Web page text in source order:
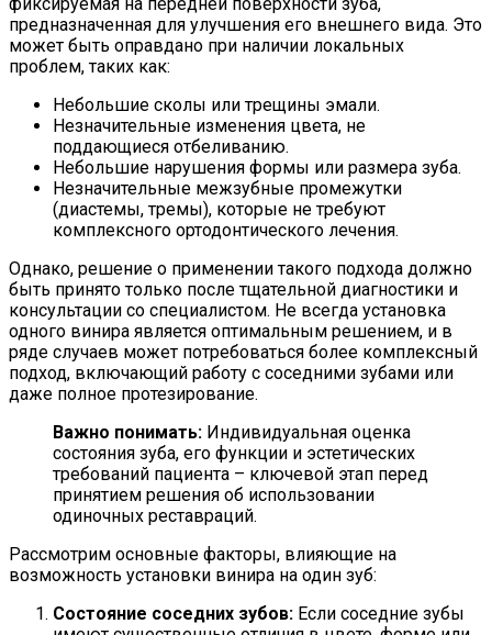
предназначенная для улучшения его внешнего вида. Это
может быть оправдано при наличии локальных
проблем, таких как:
Небольшие сколы или трещины эмали.
Незначительные изменения цвета, не
поддающиеся отбеливанию.
Небольшие нарушения формы или размера зуба.
Незначительные межзубные промежутки
(диастемы, тремы), которые не требуют
комплексного ортодонтического лечения.
Однако, решение о применении такого подхода должно
быть принято только после тщательной диагностики и
консультации со специалистом. Не всегда установка
одного винира является оптимальным решением, и в
ряде случаев может потребоваться более комплексный
подход, включающий работу с соседними зубами или
даже полное протезирование.
Важно понимать: Индивидуальная оценка
состояния зуба, его функции и эстетических
требований пациента – ключевой этап перед
принятием решения об использовании
одиночных реставраций.
Рассмотрим основные факторы, влияющие на
возможность установки винира на один зуб:
Состояние соседних зубов: Если соседние зубы